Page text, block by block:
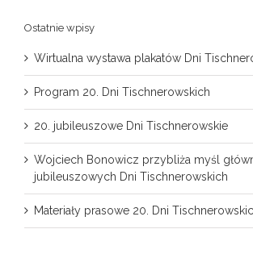
Ostatnie wpisy
Wirtualna wystawa plakatów Dni
Program 20. Dni Tischnerowskich
20. jubileuszowe Dni Tischnerowskie
Wojciech Bonowicz przybliża myśl
jubileuszowych Dni Tischnerowskich
Materiały prasowe 20. Dni